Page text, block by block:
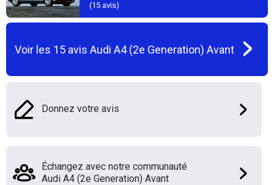
(15 avis)
Voir les 15 avis Audi A4 (2e Generation) Avant
Donnez votre avis
Échangez avec notre communauté
Audi A4 (2e Generation) Avant